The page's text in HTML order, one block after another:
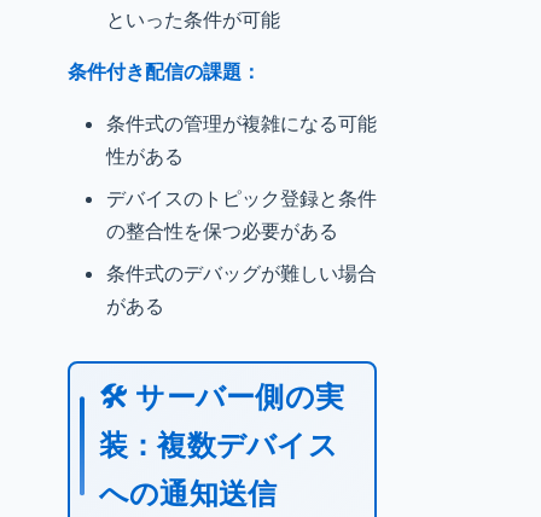
といった条件が可能
条件付き配信の課題：
条件式の管理が複雑になる可能
性がある
デバイスのトピック登録と条件
の整合性を保つ必要がある
条件式のデバッグが難しい場合
がある
🛠️ サーバー側の実
装：複数デバイス
への通知送信